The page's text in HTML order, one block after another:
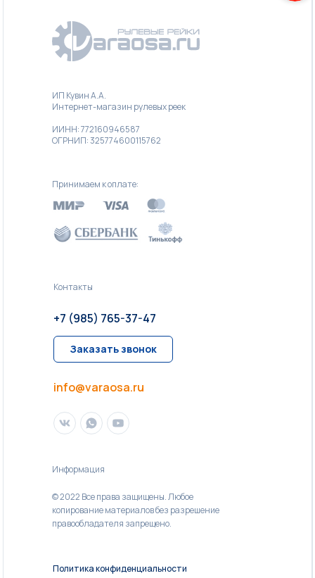
Принимаем к оплате:
Контакты
ИП Кувин А.А.
Интернет-магазин рулевых реек
ИИНН: 772160946587
ОГРНИП: 325774600115762
© 2022 Все права защищены. Любое
копирование материалов без разрешение
правообладателя запрещено.
Информация
info@varaosa.ru
+7 (985) 765-37-47
Заказать звонок
Политика конфиденциальности